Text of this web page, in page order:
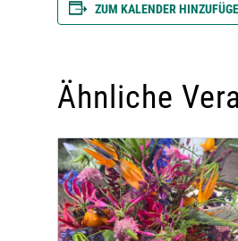
ZUM KALENDER
Ähnliche